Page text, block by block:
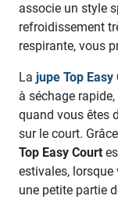
associe un style
refroidissement
respirante, vous
La jupe Top Easy
à séchage
quand vous êtes
sur le court.
Top Easy Court
estivales,
une petite partie